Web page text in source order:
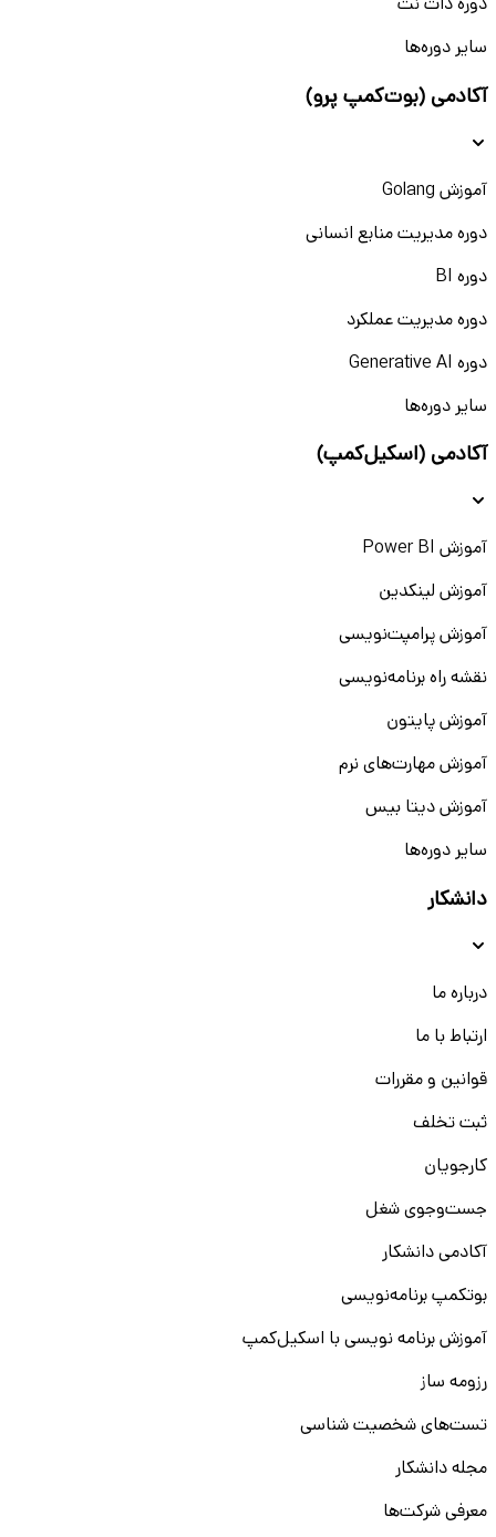
دوره دات نت
سایر دوره‌ها
آکادمی (بوت‌کمپ پرو)
آموزش Golang
دوره مدیریت منابع انسانی
دوره BI
دوره مدیریت عملکرد
دوره Generative AI
سایر دوره‌ها
آکادمی (اسکیل‌کمپ)
آموزش Power BI
آموزش لینکدین
آموزش پرامپت‌نویسی
نقشه راه برنامه‌نویسی
آموزش پایتون
آموزش مهارت‌های نرم
آموزش دیتا بیس
سایر دوره‌ها
دانشکار
درباره ما
ارتباط با ما
قوانین و مقررات
ثبت تخلف
کارجویان
جست‌و‌جوی شغل
آکادمی دانشکار
بوتکمپ برنامه‌نویسی
آموزش برنامه نویسی با اسکیل‌کمپ
رزومه ساز
تست‌های شخصیت شناسی
مجله دانشکار
معرفی شرکت‌ها